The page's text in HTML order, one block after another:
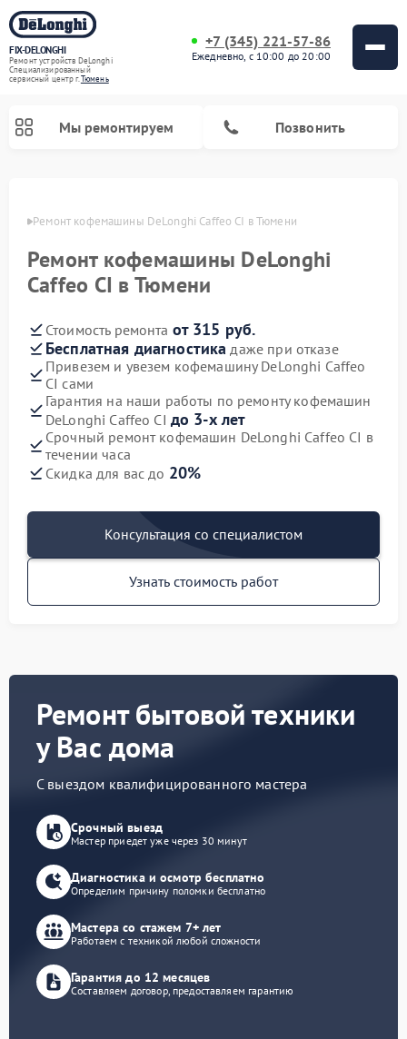
FIX-DELONGHI
Ремонт устройств DeLonghi
Специализированный
cервисный центр г.Тюмень
+7 (345) 221-57-86
Ежедневно, с 10:00 до 20:00
Мы ремонтируем Позвонить
Ремонт кофемашины DeLonghi Caffeo CI в Тюмени
Ремонт кофемашины DeLonghi
Caffeo CI в Тюмени
Стоимость ремонта от 315 руб.
Бесплатная диагностика даже при отказе
Привезем и увезем кофемашину DeLonghi Caffeo
CI сами
Гарантия на наши работы по ремонту кофемашин
DeLonghi Caffeo CI до 3-х лет
Срочный ремонт кофемашин DeLonghi Caffeo CI в
течении часа
Скидка для вас до 20%
Консультация со специалистом
Узнать стоимость работ
Ремонт бытовой техники
у Вас дома
С выездом квалифицированного мастера
Срочный выезд
Мастер приедет уже через 30 минут
Диагностика и осмотр бесплатно
Определим причину поломки бесплатно
Мастера со стажем 7+ лет
Работаем с техникой любой сложности
Гарантия до 12 месяцев
Составляем договор, предоставляем гарантию